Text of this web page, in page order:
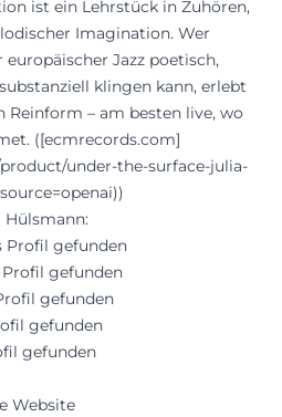
ist ein Lehrstück in Zuhören,
Imagination. Wer
Jazz poetisch,
klingen kann, erlebt
Reinform – am besten live, wo
([ecmrecords.com]
under-the-surface-julia-
Hülsmann:
Profil gefunden
Profil gefunden
gefunden
gefunden
gefunden
Website